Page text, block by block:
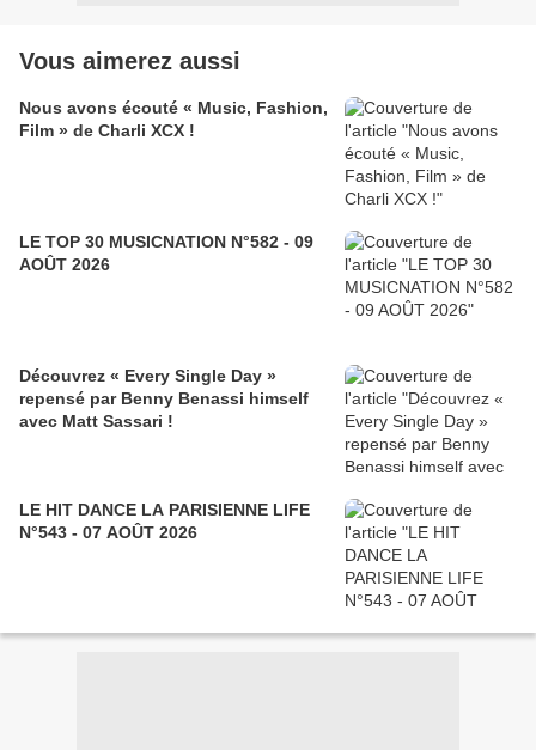
Vous aimerez aussi
Nous avons écouté « Music, Fashion,
Film » de Charli XCX !
LE TOP 30 MUSICNATION N°582 - 09
AOÛT 2026
Découvrez « Every Single Day »
repensé par Benny Benassi himself
avec Matt Sassari !
LE HIT DANCE LA PARISIENNE LIFE
N°543 - 07 AOÛT 2026